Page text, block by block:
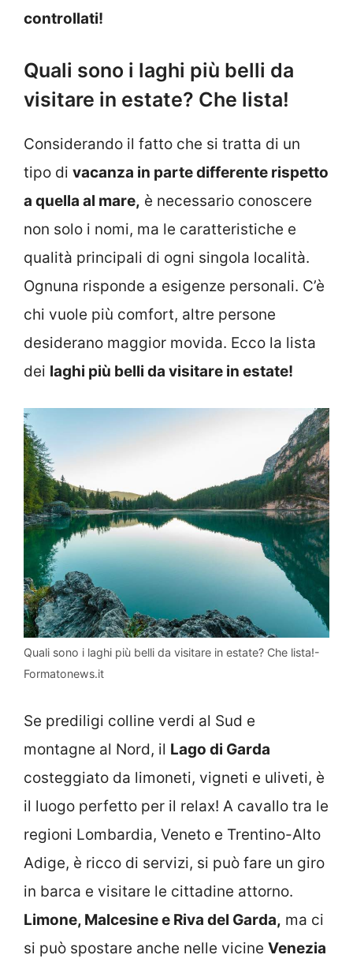
controllati!
Quali sono i laghi più belli da
visitare in estate? Che lista!
Considerando il fatto che si tratta di un
tipo di vacanza in parte differente rispetto
a quella al mare, è necessario conoscere
non solo i nomi, ma le caratteristiche e
qualità principali di ogni singola località.
Ognuna risponde a esigenze personali. C’è
chi vuole più comfort, altre persone
desiderano maggior movida. Ecco la lista
dei laghi più belli da visitare in estate!
Quali sono i laghi più belli da visitare in estate? Che lista!-
Formatonews.it
Se prediligi colline verdi al Sud e
montagne al Nord, il Lago di Garda
costeggiato da limoneti, vigneti e uliveti, è
il luogo perfetto per il relax! A cavallo tra le
regioni Lombardia, Veneto e Trentino-Alto
Adige, è ricco di servizi, si può fare un giro
in barca e visitare le cittadine attorno.
Limone, Malcesine e Riva del Garda, ma ci
si può spostare anche nelle vicine Venezia